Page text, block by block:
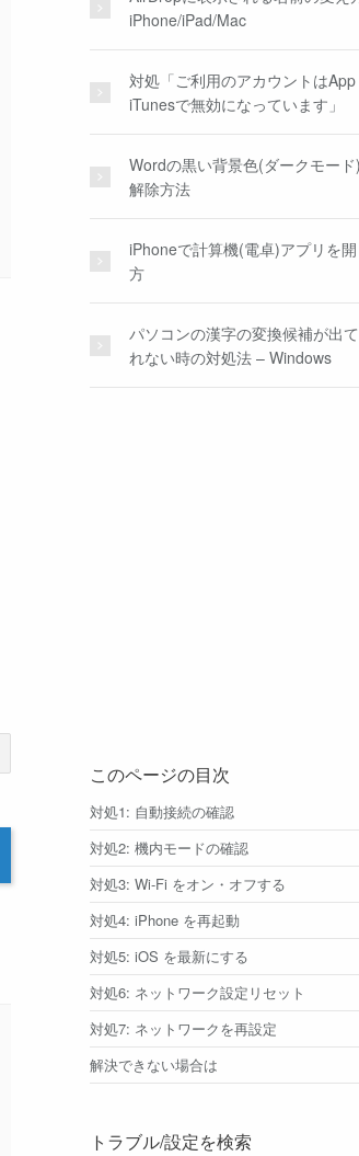
iPhone/iPad/Mac
対処「ご利用のアカウントは
iTunesで無効になっています」
Wordの黒い背景色(ダークモー
解除方法
iPhoneで計算機(電卓)アプリを
方
パソコンの漢字の変換候補が出
れない時の対処法 – Windows
このページの目次
対処1: 自動接続の確認
対処2: 機内モードの確認
対処3: Wi-Fi をオン・オフする
対処4: iPhone を再起動
対処5: iOS を最新にする
対処6: ネットワーク設定リセット
対処7: ネットワークを再設定
解決できない場合は
トラブル/設定を検索